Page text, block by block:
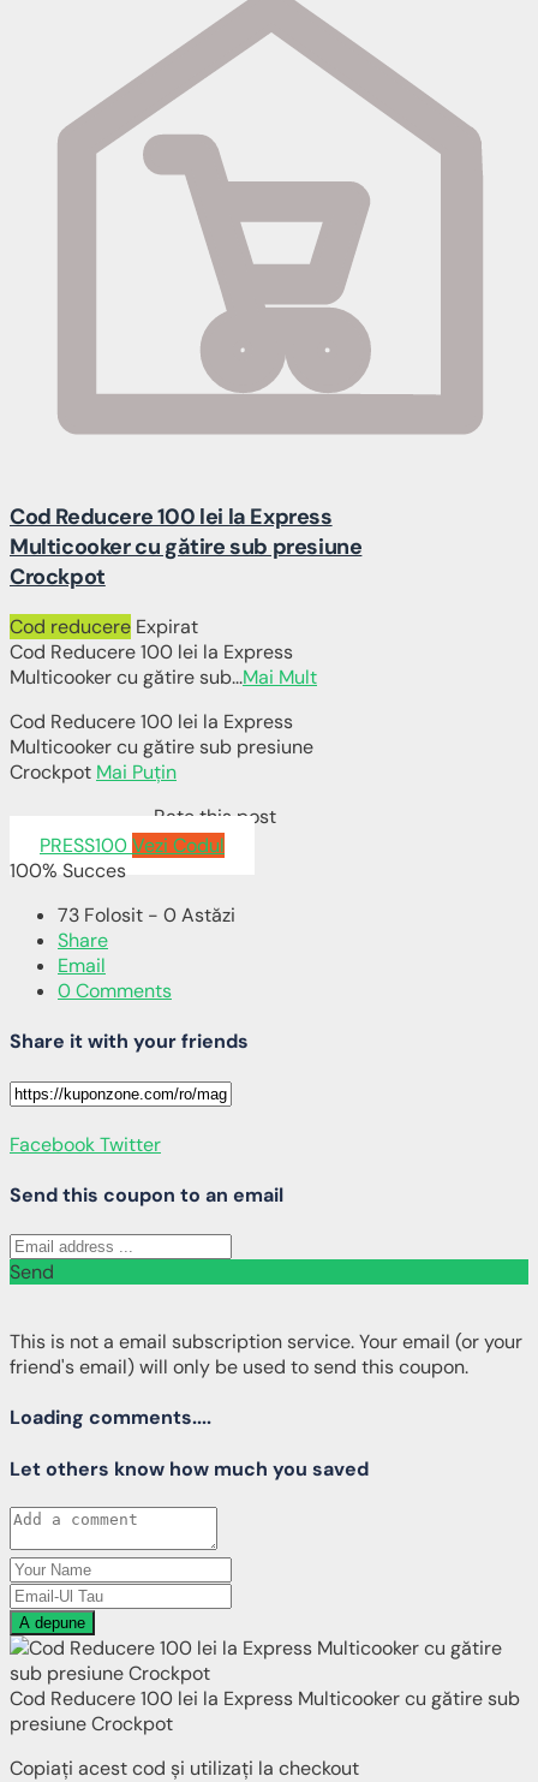
Cod Reducere 100 lei la Express
Multicooker cu gătire sub presiune
Crockpot
Cod reducere Expirat
Cod Reducere 100 lei la Express
Multicooker cu gătire sub...Mai Mult
Cod Reducere 100 lei la Express
Multicooker cu gătire sub presiune
Crockpot Mai Puțin
Rate this post
PRESS100Vezi Codul
100% Succes
73 Folosit - 0 Astăzi
Share
Email
0 Comments
Share it with your friends
FacebookTwitter
Send this coupon to an email
Send
This is not a email subscription service. Your email (or your
friend's email) will only be used to send this coupon.
Loading comments....
Let others know how much you saved
A depune
Cod Reducere 100 lei la Express Multicooker cu gătire sub
presiune Crockpot
Copiați acest cod și utilizați la checkout